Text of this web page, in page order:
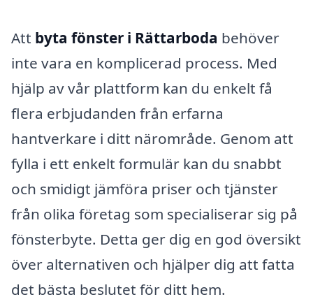
Att byta fönster i Rättarboda behöver
inte vara en komplicerad process. Med
hjälp av vår plattform kan du enkelt få
flera erbjudanden från erfarna
hantverkare i ditt närområde. Genom att
fylla i ett enkelt formulär kan du snabbt
och smidigt jämföra priser och tjänster
från olika företag som specialiserar sig på
fönsterbyte. Detta ger dig en god översikt
över alternativen och hjälper dig att fatta
det bästa beslutet för ditt hem.